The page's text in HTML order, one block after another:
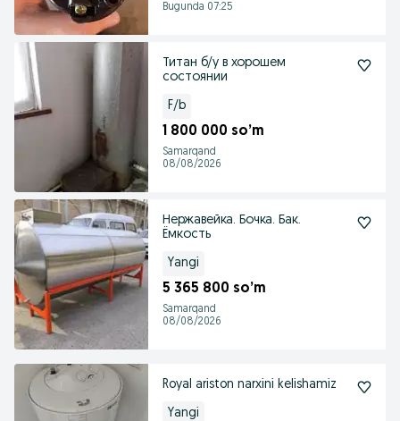
Bugunda 07:25
Титан б/у в хорошем
состоянии
F/b
1 800 000 so’m
Samarqand
08/08/2026
Нержавейка. Бочка. Бак.
Ёмкость
Yangi
5 365 800 so’m
Samarqand
08/08/2026
Royal ariston narxini kelishamiz
Yangi